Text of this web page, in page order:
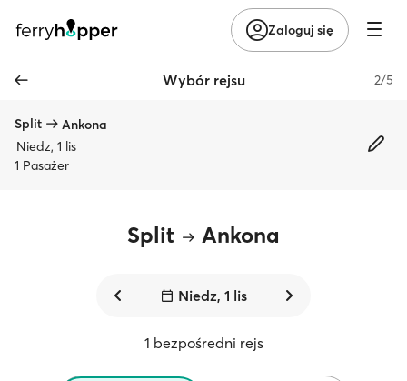
Zaloguj się
Wybór rejsu 2/5
Split
Ankona
Niedz, 1 lis
1 Pasażer
Split Ankona
Niedz, 1 lis
1 bezpośredni rejs